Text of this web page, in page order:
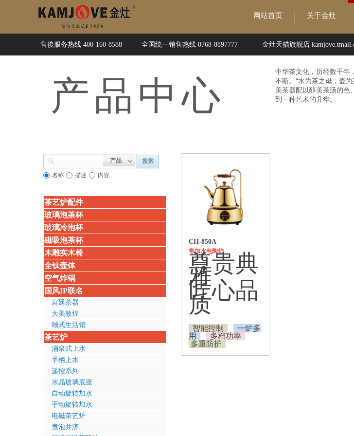
中华茶文化，历经数千年
不断。“水为茶之母，壶
美茶器配以醇美茶汤的色
到一种艺术的升华。
产品 中心
CH-850A
带加水电陶炉
尊贵典
雅
匠心品
质
智能控制
一炉多
用
多档功率
多重防护
产品 搜索
名称 描述 内容
茶艺炉配件
玻璃泡茶杯
玻璃冷泡杯
磁吸泡茶杯
木雕实木椅
全钛壶体
空气炸锅
国风IP联名
宫廷茶器
大美敦煌
颐式生活馆
茶艺炉
涌泉式上水
手柄上水
遥控系列
水晶玻璃底座
自动旋转加水
手动旋转加水
电磁茶艺炉
煮泡并济
网站首页 关于金灶
售後服务热线 400-160-8588 全国统一销售热线 0768-8897777 金灶天猫旗舰店